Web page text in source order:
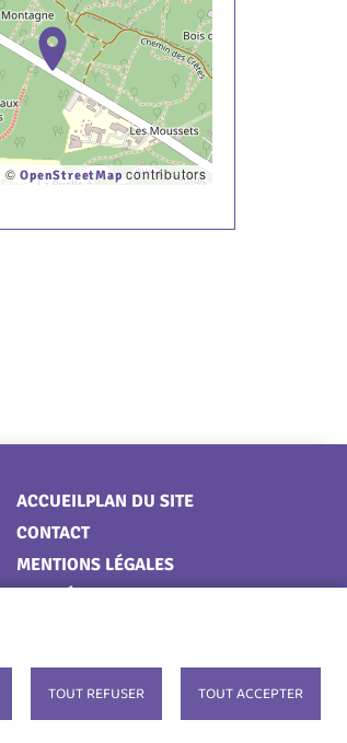
©OpenStreetMap contributors
TOUT REFUSER TOUT ACCEPTER
Menu
Pied
de
ACCUEILPLAN DU SITE
CONTACT
MENTIONS LÉGALES
CONFORME
S'IDENTIFIER